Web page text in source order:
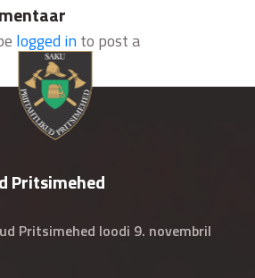
logged into post a
Pritsimehed
Pritsimehed loodi 9. novembril